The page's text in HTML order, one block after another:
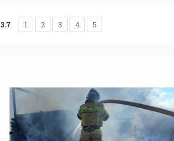
3.7 1 2 3 4 5